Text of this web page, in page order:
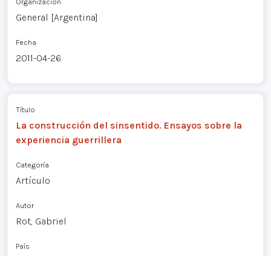
General [Argentina]
Fecha
2011-04-26
Título
La construcción del sinsentido. Ensayos sobre la
experiencia guerrillera
Categoría
Artículo
Autor
Rot, Gabriel
País